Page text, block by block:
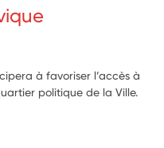
à favoriser l’accès à
politique de la Ville.